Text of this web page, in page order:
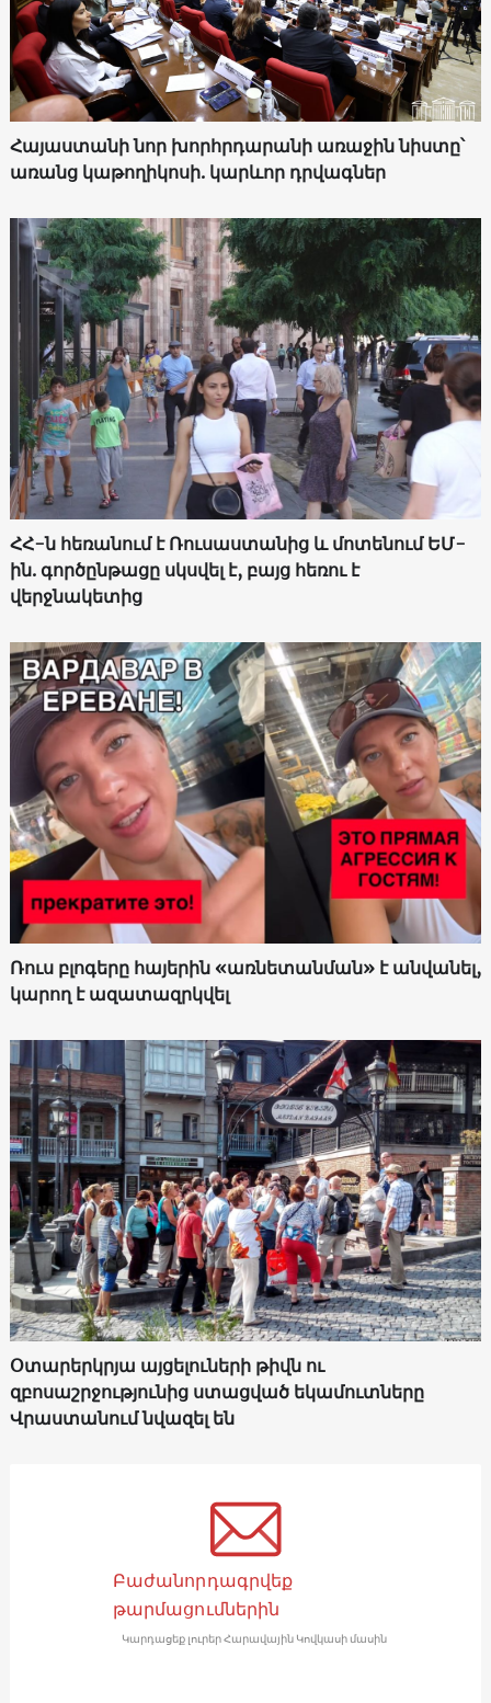
Հայաստանի նոր խորհրդարանի առաջին նիստը՝
առանց կաթողիկոսի. կարևոր դրվագներ
ՀՀ-ն հեռանում է Ռուսաստանից և մոտենում ԵՄ-
ին. գործընթացը սկսվել է, բայց հեռու է
վերջնակետից
Ռուս բլոգերը հայերին «առնետանման» է անվանել,
կարող է ազատազրկվել
Օտարերկրյա այցելուների թիվն ու
զբոսաշրջությունից ստացված եկամուտները
Վրաստանում նվազել են
Բաժանորդագրվեք
թարմացումներին
Կարդացեք լուրեր Հարավային Կովկասի մասին